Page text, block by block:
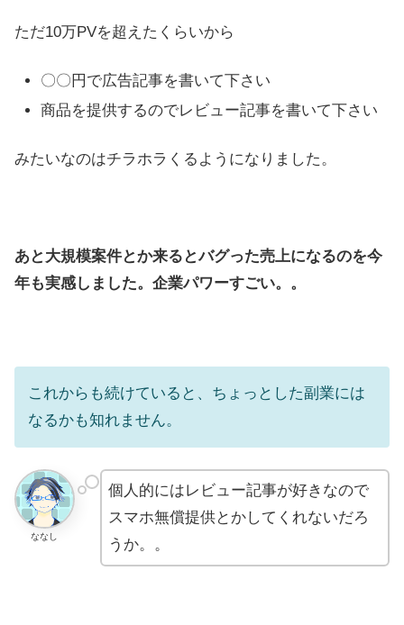
ただ10万PVを超えたくらいから
〇〇円で広告記事を書いて下さい
商品を提供するのでレビュー記事を書いて下さい
みたいなのはチラホラくるようになりました。
あと大規模案件とか来るとバグった売上になるのを今
年も実感しました。企業パワーすごい。。
これからも続けていると、ちょっとした副業には
なるかも知れません。
ななし
個人的にはレビュー記事が好きなので
スマホ無償提供とかしてくれないだろ
うか。。